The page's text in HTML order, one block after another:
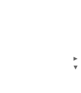
►
▼